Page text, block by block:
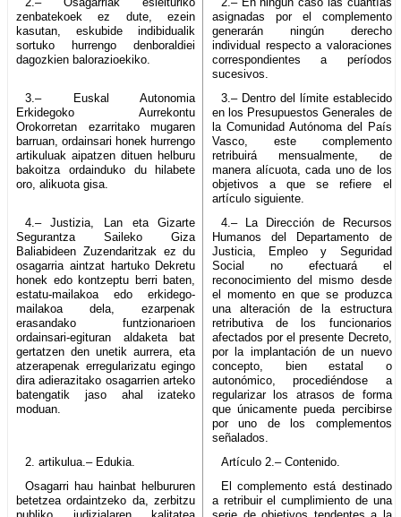
zenbatekoek ez dute, ezein
kasutan, eskubide indibidualik
sortuko hurrengo denboraldiei
dagozkien balorazioekiko.
asignadas por el complemento
generarán ningún derecho
individual respecto a valoraciones
correspondientes a períodos
sucesivos.
3.– Euskal Autonomia
Erkidegoko Aurrekontu
Orokorretan ezarritako mugaren
barruan, ordainsari honek hurrengo
artikuluak aipatzen dituen helburu
bakoitza ordainduko du hilabete
oro, alikuota gisa.
3.– Dentro del límite establecido
en los Presupuestos Generales de
la Comunidad Autónoma del País
Vasco, este complemento
retribuirá mensualmente, de
manera alícuota, cada uno de los
objetivos a que se refiere el
artículo siguiente.
4.– Justizia, Lan eta Gizarte
Segurantza Saileko Giza
Baliabideen Zuzendaritzak ez du
osagarria aintzat hartuko Dekretu
honek edo kontzeptu berri baten,
estatu-mailakoa edo erkidego-
mailakoa dela, ezarpenak
erasandako funtzionarioen
ordainsari-egituran aldaketa bat
gertatzen den unetik aurrera, eta
atzerapenak erregularizatu egingo
dira adierazitako osagarrien arteko
batengatik jaso ahal izateko
moduan.
4.– La Dirección de Recursos
Humanos del Departamento de
Justicia, Empleo y Seguridad
Social no efectuará el
reconocimiento del mismo desde
el momento en que se produzca
una alteración de la estructura
retributiva de los funcionarios
afectados por el presente Decreto,
por la implantación de un nuevo
concepto, bien estatal o
autonómico, procediéndose a
regularizar los atrasos de forma
que únicamente pueda percibirse
por uno de los complementos
señalados.
2. artikulua.– Edukia.
Artículo 2.– Contenido.
Osagarri hau hainbat helbururen
betetzea ordaintzeko da, zerbitzu
El complemento está destinado
a retribuir el cumplimiento de una